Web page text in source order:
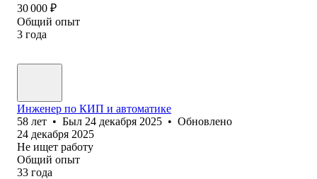
30 000 ₽
Общий опыт
3 года
Инженер по КИП и автоматике
58 лет • Был 24 декабря 2025 • Обновлено
24 декабря 2025
Не ищет работу
Общий опыт
33 года